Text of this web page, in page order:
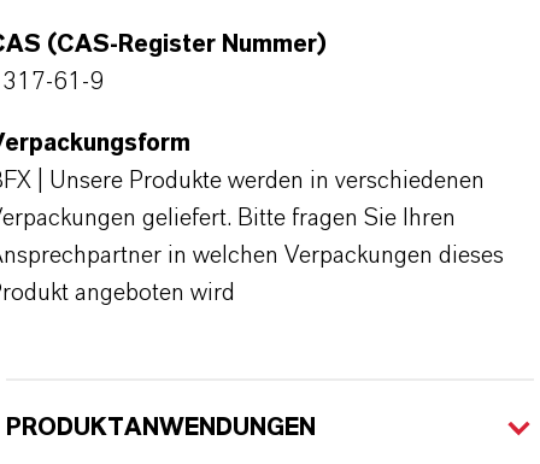
(CAS-Register Nummer)
61-9
| Unsere Produkte werden in verschiedenen
geliefert. Bitte fragen Sie Ihren
in welchen Verpackungen dieses
angeboten wird
PRODUKTANWENDUNGEN